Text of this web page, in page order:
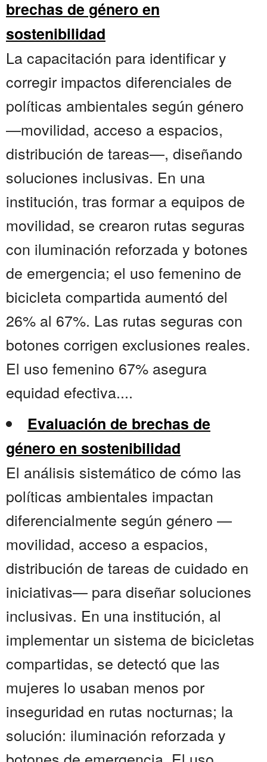
brechas de género en
sostenibilidad
La capacitación para identificar y
corregir impactos diferenciales de
políticas ambientales según género
—movilidad, acceso a espacios,
distribución de tareas—, diseñando
soluciones inclusivas. En una
institución, tras formar a equipos de
movilidad, se crearon rutas seguras
con iluminación reforzada y botones
de emergencia; el uso femenino de
bicicleta compartida aumentó del
26% al 67%. Las rutas seguras con
botones corrigen exclusiones reales.
El uso femenino 67% asegura
equidad efectiva....
Evaluación de brechas de
género en sostenibilidad
El análisis sistemático de cómo las
políticas ambientales impactan
diferencialmente según género —
movilidad, acceso a espacios,
distribución de tareas de cuidado en
iniciativas— para diseñar soluciones
inclusivas. En una institución, al
implementar un sistema de bicicletas
compartidas, se detectó que las
mujeres lo usaban menos por
inseguridad en rutas nocturnas; la
solución: iluminación reforzada y